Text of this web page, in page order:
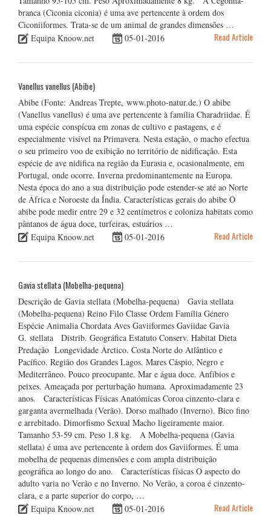
branca (Ciconia ciconia) é uma ave pertencente à ordem dos
Ciconiiformes. Trata-se de um animal de grandes dimensões …
Equipa Knoow.net
05-01-2016 Read Article
Vanellus vanellus (Abibe)
Abibe (Fonte: Andreas Trepte, www.photo-natur.de.) O abibe
(Vanellus vanellus) é uma ave pertencente à família Charadriidae. É
uma espécie conspícua em zonas de cultivo e pastagens, e é
especialmente visível na Primavera. Nesta estação, o macho efectua
o seu primeiro voo de exibição no território de nidificação. Esta
espécie de ave nidifica na região da Eurasia e, ocasionalmente, em
Portugal, onde ocorre. Inverna predominantemente na Europa.
Nesta época do ano a sua distribuição pode estender-se até ao Norte
de África e Noroeste da Índia. Características gerais do abibe O
abibe pode medir entre 29 e 32 centímetros e coloniza habitats como
pântanos de água doce, turfeiras, estuários …
Equipa Knoow.net
05-01-2016 Read Article
Gavia stellata (Mobelha-pequena)
Descrição de Gavia stellata (Mobelha-pequena) Gavia stellata
(Mobelha-pequena) Reino Filo Classe Ordem Família Género
Espécie Animalia Chordata Aves Gaviiformes Gaviidae Gavia
G. stellata Distrib. Geográfica Estatuto Conserv. Habitat Dieta
Predação Longevidade Árctico. Costa Norte do Atlântico e
Pacífico. Região dos Grandes Lagos. Mares Cáspio, Negro e
Mediterrâneo. Pouco preocupante. Mar e água doce. Anfíbios e
peixes. Ameaçada por perturbação humana. Aproximadamente 23
anos. Características Físicas Anatómicas Coroa cinzento-clara e
garganta avermelhada (Verão). Dorso malhado (Inverno). Bico fino
e arrebitado. Dimorfismo Sexual Macho ligeiramente maior.
Tamanho 53-59 cm. Peso 1.8 kg. A Mobelha-pequena (Gavia
stellata) é uma ave pertencente à ordem dos Gaviiformes. É uma
mobelha de pequenas dimensões e com ampla distribuição
geográfica ao longo do ano. Características físicas O aspecto do
adulto varia no Verão e no Inverno. No Verão, a coroa é cinzento-
clara, e a parte superior do corpo, …
Equipa Knoow.net
05-01-2016 Read Article